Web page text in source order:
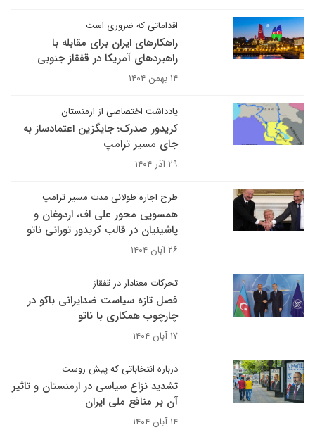
اقداماتی که ضروری است
راهکارهای ایران برای مقابله با
راهبردهای آمریکا در قفقاز جنوبی
۱۴ بهمن ۱۴۰۴
یادداشت اختصاصی از ارمنستان
کریدور صدرک؛ جایگزین اعتمادساز به
جای مسیر ترامپ
۲۹ آذر ۱۴۰۴
طرح اجاره طولانی مدت مسیر ترامپ
همسویی محور علی اف، اردوغان و
پاشینیان در قالب کریدور تورانی ناتو
۲۶ آبان ۱۴۰۴
تحرکات معنادار در قفقاز
فصل تازه سیاست ضدایرانی باکو در
چارچوب همکاری با ناتو
۱۷ آبان ۱۴۰۴
درباره انتخاباتی که پیش روست
تشدید نزاع سیاسی در ارمنستان و تاثیر
آن بر منافع ملی ایران
۱۴ آبان ۱۴۰۴